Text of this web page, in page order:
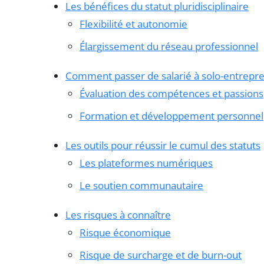
Les bénéfices du statut pluridisciplinaire
Flexibilité et autonomie
Élargissement du réseau professionnel
Comment passer de salarié à solo-
Évaluation des compétences et passions
Formation et développement personnel
Les outils pour réussir le cumul des statuts
Les plateformes numériques
Le soutien communautaire
Les risques à connaître
Risque économique
Risque de surcharge et de burn-out